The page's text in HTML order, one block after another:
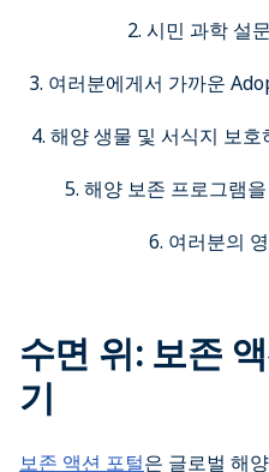
2. 시민 과학 설
3. 여러분에게서 가까운
4. 해양 생물 및 서식지 보
5. 해양 보존 프로그램
6. 여러분의
수면 위: 보존
기
보존 액션 포털은 글로벌 해